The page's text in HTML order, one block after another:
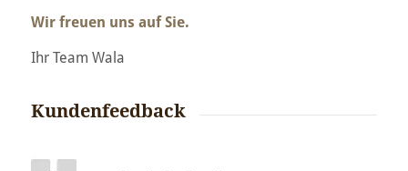
Wir freuen uns auf Sie.
Ihr Team Wala
Kundenfeedback